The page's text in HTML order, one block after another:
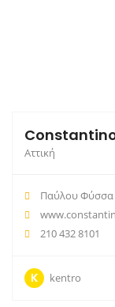
Αττική
Παύλου Φύσσα
210 432 8101
K kentro